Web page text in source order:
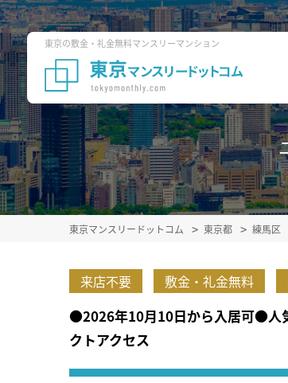
東京の敷金・礼金無料マンスリーマンション
東京マンスリードットコム 東京都 練馬区
来店不要 敷金・礼金無料
●2026年10月10日から入居可●人
クトアクセス